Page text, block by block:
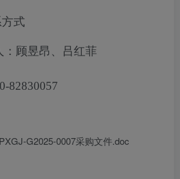
式
：顾昱昂、吕红菲
82830057
G2025-0007采购文件.doc